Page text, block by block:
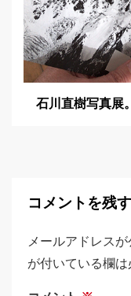
石川直樹写真展。
コメントを残す
メールアドレスが
が付いている欄